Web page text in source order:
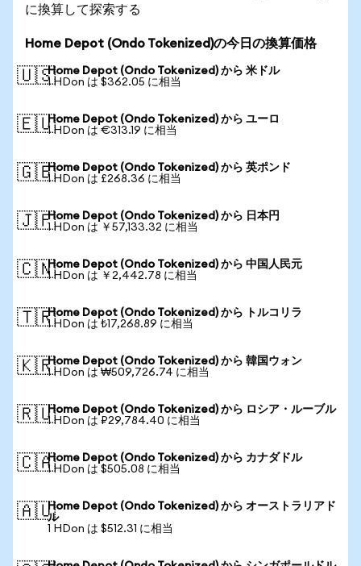
に換算して探索する
Home Depot (Ondo Tokenized)の今日の換算価格
🇺🇸Home Depot (Ondo Tokenized) から 米ドル
1 HDon は $362.05 に相当
🇪🇺Home Depot (Ondo Tokenized) から ユーロ
1 HDon は €313.19 に相当
🇬🇧Home Depot (Ondo Tokenized) から 英ポンド
1 HDon は £268.36 に相当
🇯🇵Home Depot (Ondo Tokenized) から 日本円
1 HDon は ￥57,133.32 に相当
🇨🇳Home Depot (Ondo Tokenized) から 中国人民元
1 HDon は ￥2,442.78 に相当
🇹🇷Home Depot (Ondo Tokenized) から トルコリラ
1 HDon は ₺17,268.89 に相当
🇰🇷Home Depot (Ondo Tokenized) から 韓国ウォン
1 HDon は ₩509,726.74 に相当
🇷🇺Home Depot (Ondo Tokenized) から ロシア・ルーブル
1 HDon は ₽29,784.40 に相当
🇨🇦Home Depot (Ondo Tokenized) から カナダドル
1 HDon は $505.08 に相当
🇦🇺Home Depot (Ondo Tokenized) から オーストラリアド
ル
1 HDon は $512.31 に相当